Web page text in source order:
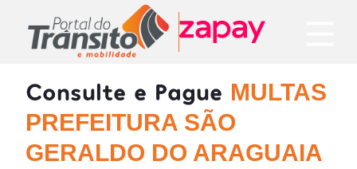
Consulte e Pague MULTAS
PREFEITURA SÃO
GERALDO DO ARAGUAIA